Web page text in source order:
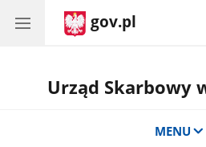
gov.pl
Urząd Skarbowy
MENU